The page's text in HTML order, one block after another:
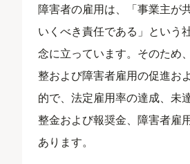
障害者の雇用は、「事業主が
いくべき責任である」という
念に立っています。そのため
整および障害者雇用の促進お
的で、法定雇用率の達成、未
整金および報奨金、障害者雇
あります。